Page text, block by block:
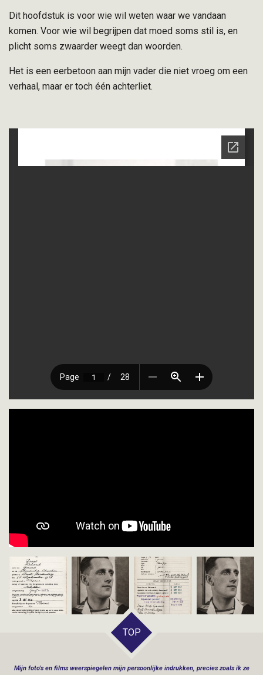
Dit hoofdstuk is voor wie wil weten waar we vandaan
komen. Voor wie wil begrijpen dat moed soms stil is, en
plicht soms zwaarder weegt dan woorden.
Het is een eerbetoon aan mijn vader die niet vroeg om een
verhaal, maar er toch één achterliet.
TOP
Mijnfoto's en films weerspiegelen mijn persoonlijke indrukken, precies zoals ik ze